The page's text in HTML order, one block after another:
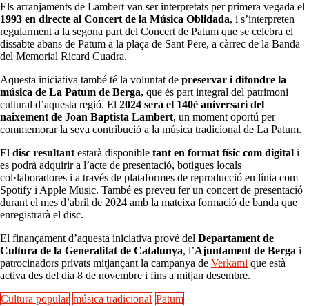
Els arranjaments de Lambert van ser interpretats per primera vegada el
1993 en directe al Concert de la Música Oblidada, i s’interpreten
regularment a la segona part del Concert de Patum que se celebra el
dissabte abans de Patum a la plaça de Sant Pere, a càrrec de la Banda
del Memorial Ricard Cuadra.
Aquesta iniciativa també té la voluntat de preservar i difondre la
música de La Patum de Berga, que és part integral del patrimoni
cultural d’aquesta regió. El 2024 serà el 140è aniversari del
naixement de Joan Baptista Lambert, un moment oportú per
commemorar la seva contribució a la música tradicional de La Patum.
El disc resultant estarà disponible tant en format físic com digital i
es podrà adquirir a l’acte de presentació, botigues locals
col·laboradores i a través de plataformes de reproducció en línia com
Spotify i Apple Music. També es preveu fer un concert de presentació
durant el mes d’abril de 2024 amb la mateixa formació de banda que
enregistrarà el disc.
El finançament d’aquesta iniciativa prové del Departament de
Cultura de la Generalitat de Catalunya, l’Ajuntament de Berga i
patrocinadors privats mitjançant la campanya de Verkami que està
activa des del dia 8 de novembre i fins a mitjan desembre.
Cultura popular música tradicional Patum